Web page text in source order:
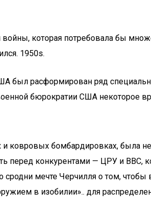
которая потребовала бы
1950s.
был расформирован ряд
бюрократии США некоторое
и ковровых бомбардировках, была
перед конкурентами — ЦРУ и
сродни мечте Черчилля о том,
в изобилии».. для